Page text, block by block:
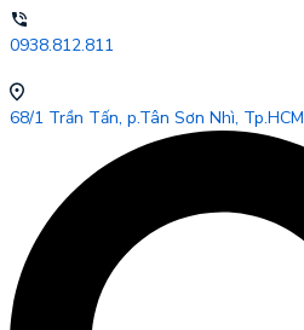
0938.812.811
68/1 Trần Tấn, p.Tân Sơn Nhì, Tp.HCM